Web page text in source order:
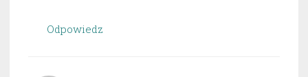
Odpowiedz